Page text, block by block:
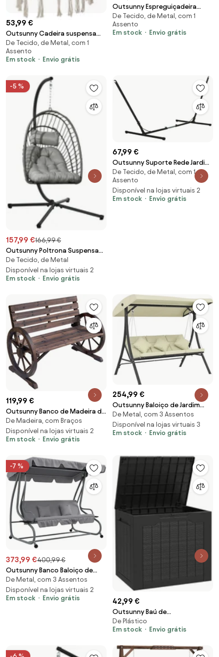
53,99 €
Outsunny Cadeira suspensa
redonda Ø60 cm de rede de
balanço com almofada e corda
de algodão para interior e
Aosom Portugal
De Tecido, de Metal, com 1
Assento
Em stock
Envio grátis
Outsunny Espreguiçadeira
suspensa, toldo inclinável, incl.
almofada de assento,
travesseiro, estrutura de aço,
De Tecido, de Metal, com 1
Assento
Em stock
Envio grátis
-5 %
157,99 €166,99 €
Outsunny Poltrona Suspensa
Vime Dobrável 2 Almofadas
Estrutura Aço Resistente
Capacidade 100 kg 100x131x194
De Tecido, de Metal
Disponível na lojas virtuais 2
Em stock
Envio grátis
67,99 €
Outsunny Suporte Rede Jardim
Ajustável Comprimento 313-
388x109x116 cm Bolsa Estrutura
Metálica Capacidade 120 kg |
Aosom Portugal
De Tecido, de Metal, com 1
Assento
Disponível na lojas virtuais 2
Em stock
Envio grátis
119,99 €
Outsunny Banco de Madeira de
Exterior com apoio de Braços
em Forma de Roda Vista
Envelhecida para Varanda
Aosom Portugal
De Madeira, com Braços
Disponível na lojas virtuais 2
Em stock
Envio grátis
254,99 €
Outsunny Baloiço de Jardim
Exterior de 3 Lugares com
Toldo Ajustável e Estrutura de
Aço 202x115x168 cm Bege |
De Metal, com 3 Assentos
Disponível na lojas virtuais 3
Em stock
Envio grátis
-7 %
373,99 €400,99 €
Outsunny Banco Baloiço de
Jardim 3 Lugares Convertível
em Cama com Toldo Ajustável
e 2 Almofadas 200x120x164 cm
De Metal, com 3 Assentos
Disponível na lojas virtuais 2
Em stock
Envio grátis 42,99 €
Outsunny Baú de
Armazenamento Exterior 93L
Caixa de Armazenamento de
com 2 Alças 56x41x50 cm Preto
De Plástico
Em stock
Envio grátis